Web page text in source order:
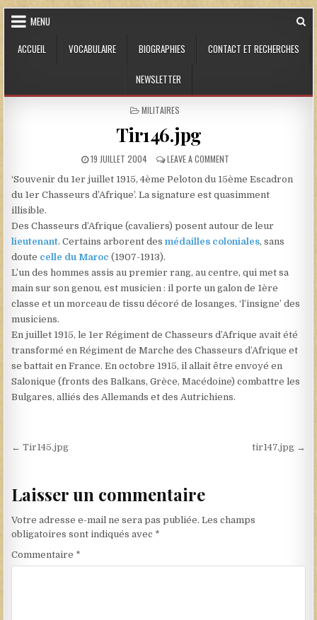
Skip to content
MENU
ACCUEIL
VOCABULAIRE BIOGRAPHIES CONTACT ET RECHERCHES
NEWSLETTER
POSTED IN
MILITAIRES
Tir146.jpg
PUBLISHED DATE:
19 JUILLET 2004 LEAVE A COMMENTON TIR146.JPG
‘Souvenir du 1er juillet 1915, 4ème Peloton du 15ème Escadron
du 1er Chasseurs d’Afrique’. La signature est quasimment
illisible.
Des Chasseurs d’Afrique (cavaliers) posent autour de leur
lieutenant. Certains arborent desmédailles coloniales, sans
doute celle du Maroc (1907-1913).
L’un des hommes assis au premier rang, au centre, qui met sa
main sur son genou, est musicien : il porte un galon de 1ère
classe et un morceau de tissu décoré de losanges, ‘l’insigne’ des
musiciens.
En juillet 1915, le 1er Régiment de Chasseurs d’Afrique avait été
transformé en Régiment de Marche des Chasseurs d’Afrique et
se battait en France. En octobre 1915, il allait être envoyé en
Salonique (fronts des Balkans, Grèce, Macédoine) combattre les
Bulgares, alliés des Allemands et des Autrichiens.
Navigation de l’article
← Tir145.jpg tir147.jpg →
Laisser un commentaire
Votre adresse e-mail ne sera pas publiée. Les champs
obligatoires sont indiqués avec *
Commentaire *